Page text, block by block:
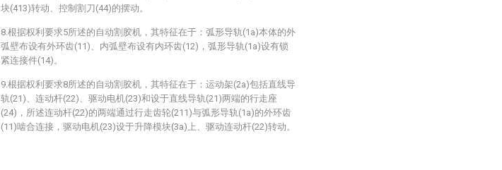
块(413)转动、控制割刀(44)的摆动。
8.根据权利要求5所述的自动割胶机，其特征在于：弧形导轨(1a)本体的外
弧壁布设有外环齿(11)、内弧壁布设有内环齿(12)，弧形导轨(1a)设有锁
紧连接件(14)。
9.根据权利要求8所述的自动割胶机，其特征在于：运动架(2a)包括直线导
轨(21)、连动杆(22)、驱动电机(23)和设于直线导轨(21)两端的行走座
(24)，所述连动杆(22)的两端通过行走齿轮(211)与弧形导轨(1a)的外环齿
(11)啮合连接，驱动电机(23)设于升降模块(3a)上、驱动连动杆(22)转动。